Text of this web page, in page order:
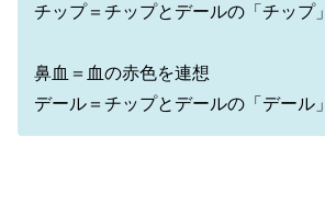
チップ＝チップとデールの「チップ」
鼻血＝血の赤色を連想
デール＝チップとデールの「デール」